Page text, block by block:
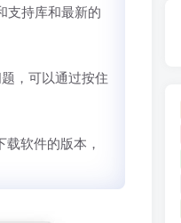
支持库和最新的
，可以通过按住
软件的版本，